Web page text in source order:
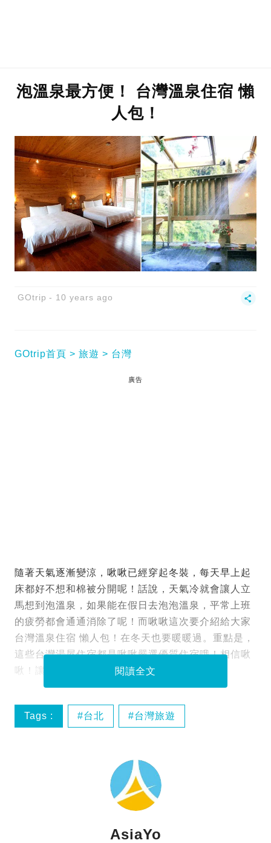
泡溫泉最方便！ 台灣溫泉住宿 懶
人包！
GOtrip 10 years ago
GOtrip首頁 旅遊 台灣
廣告
隨著天氣逐漸變涼，啾啾已經穿起冬裝，每天早上起
床都好不想和棉被分開呢！話說，天氣冷就會讓人立
馬想到泡溫泉，如果能在假日去泡泡溫泉，平常上班
的疲勞都會通通消除了呢！而啾啾這次要介紹給大家
台灣溫泉住宿 懶人包！在冬天也要暖暖過。重點是，
這些台灣湯屋住宿都是啾啾嚴選優質住宿哦！相信啾
啾！讓你在泡湯度過冷冷冬季。
閱讀全文
Tags : 台北 台灣旅遊
AsiaYo